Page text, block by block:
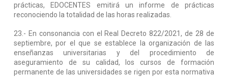
prácticas, EDOCENTES emitirá un informe de prácticas
reconociendo la totalidad de las horas realizadas.
23.- En consonancia con el Real Decreto 822/2021, de 28 de
septiembre, por el que se establece la organización de las
enseñanzas universitarias y del procedimiento de
aseguramiento de su calidad, los cursos de formación
permanente de las universidades se rigen por esta normativa